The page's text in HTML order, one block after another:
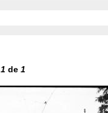
1 de 1